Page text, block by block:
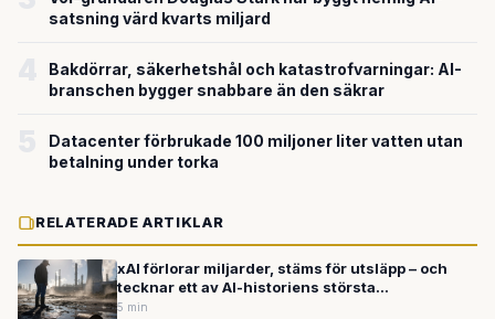
satsning värd kvarts miljard
Bakdörrar, säkerhetshål och katastrofvarningar: AI-
branschen bygger snabbare än den säkrar
Datacenter förbrukade 100 miljoner liter vatten utan
betalning under torka
RELATERADE ARTIKLAR
xAI förlorar miljarder, stäms för utsläpp – och
tecknar ett av AI-historiens största
infrastrukturavtal
5 min